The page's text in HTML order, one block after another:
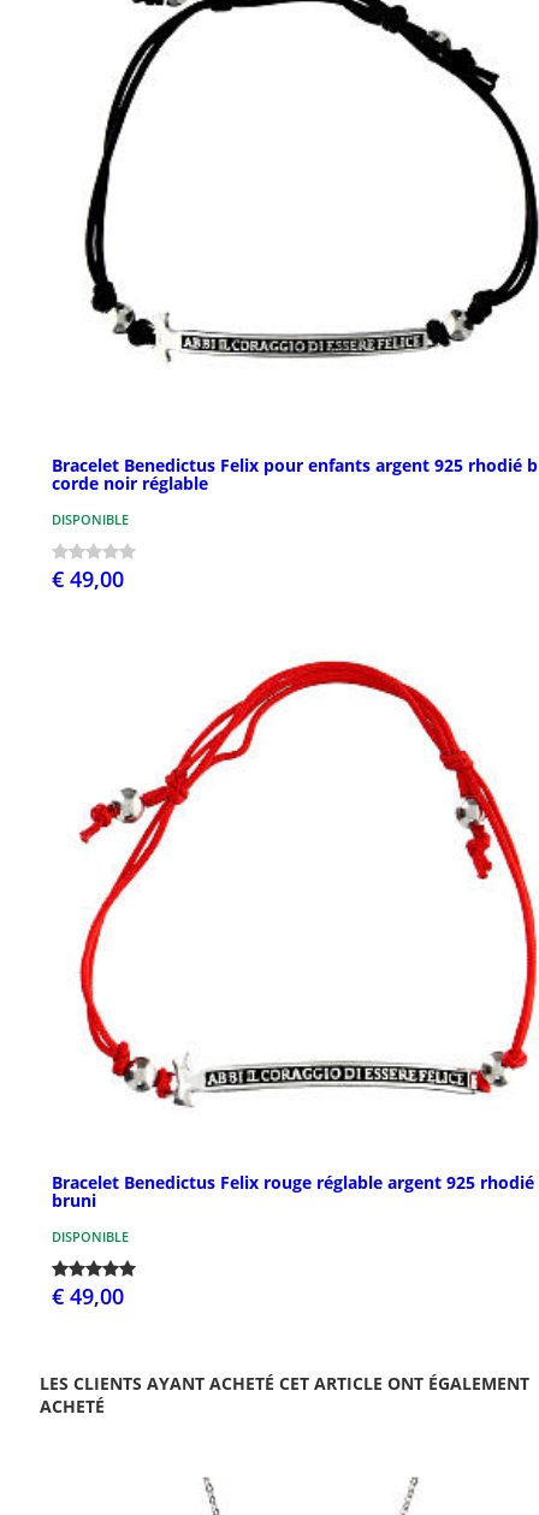
Bracelet Benedictus Felix pour enfants argent 925 rhodié
corde noir réglable
DISPONIBLE
€ 49,00
Bracelet Benedictus Felix rouge réglable argent 925 rhodié
bruni
DISPONIBLE
€ 49,00
LES CLIENTS AYANT ACHETÉ CET ARTICLE ONT ÉGALEMENT
ACHETÉ